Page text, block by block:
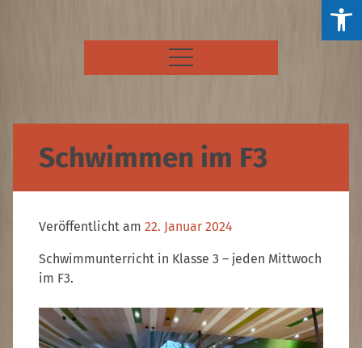
Schwimmen im F3
Veröffentlicht am 22. Januar 2024
Schwimmunterricht in Klasse 3 – jeden Mittwoch
im F3.